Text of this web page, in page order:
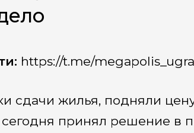
https://t.me/
сдачи жилья, подняли
принял решение в